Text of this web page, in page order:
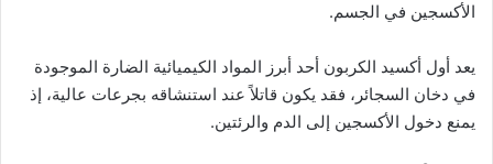
الأكسجين في الجسم.
يعد أول أكسيد الكربون أحد أبرز المواد الكيميائية الضارة الموجودة
في دخان السجائر، فقد يكون قاتلاً عند استنشاقه بجرعات عالية، إذ
يمنع دخول الأكسجين إلى الدم والرئتين.